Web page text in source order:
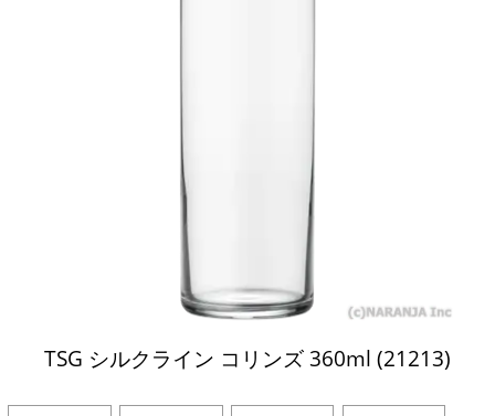
TSG シルクライン コリンズ 360ml (21213)